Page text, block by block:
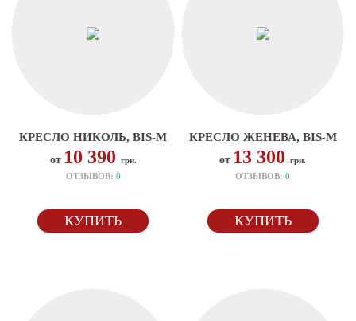
КРЕСЛО НИКОЛЬ, BIS-M
от 10 390 грн.
ОТЗЫВОВ: 0
КУПИТЬ
КРЕСЛО ЖЕНЕВА, BIS-M
от 13 300грн.
ОТЗЫВОВ:0
КУПИТЬ